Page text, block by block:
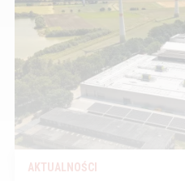
AKTUALNOŚCI